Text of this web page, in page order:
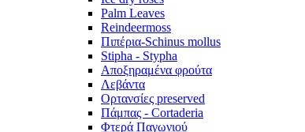
Palm Leaves
Reindeermoss
Πιπέρια-Schinus mollus
Stipha - Stypha
Αποξηραμένα φρούτα
Λεβάντα
Ορτανσίες preserved
Πάμπας - Cortaderia
Φτερά Παγωνιού